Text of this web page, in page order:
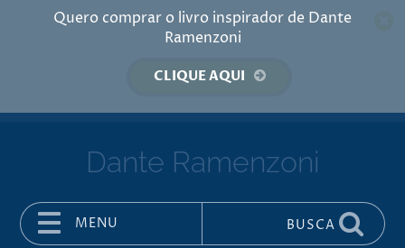
Quero comprar o livro inspirador de Dante
Ramenzoni
CLIQUE AQUI
Dante Ramenzoni
MENU BUSCA